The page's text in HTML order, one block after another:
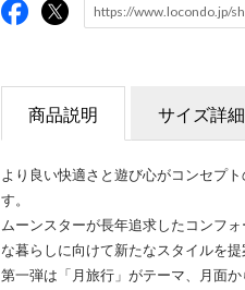
商品説明 サイズ詳細
より良い快適さと遊び心がコンセプ
す。
ムーンスターが長年追求したコンフ
な暮らしに向けて新たなスタイルを
第一弾は「月旅行」がテーマ、月面